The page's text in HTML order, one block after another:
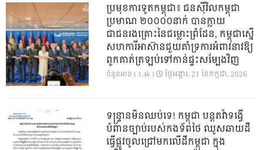
ប្រមុខការទូតកម្ពុជា៖ ជនស៊ីវិលកម្ពុជា
ប្រមាណ ២០០០០នាក់ បានក្លាយ
ជាជនរងគ្រោះនៃជម្លោះព្រំដែន, កម្ពុជាស្នើ
សហការីអាស៊ានជួយគាំទ្រការអំពាវនាវឱ្យ
ពួកគាត់ត្រឡប់ទៅកាន់ផ្ទះសម្បែងវិញ
ចំនួនអាន ( 1.4k ) ថ្ងៃ​អង្គារ, 21 ខែ​កក្កដា, 2026
ទន្ទ្រានមិនឈប់ទេ! កម្ពុជា បន្តតវ៉ាទង្វើ
បំពានច្បាប់របស់កងទ័ពថៃ ឈូសឆាយដី
ធ្វើផ្លូវចូលជ្រៅមកលើដីកម្ពុជា ក្នុង